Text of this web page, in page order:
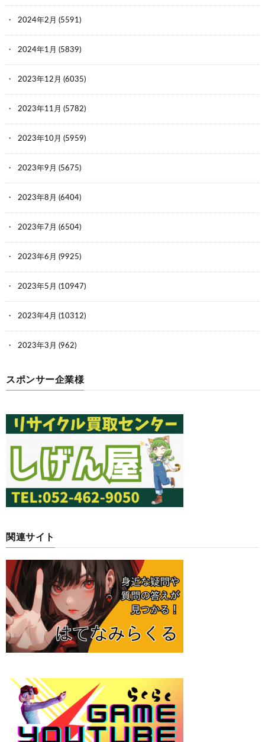
2024年2月 (5591)
2024年1月 (5839)
2023年12月 (6035)
2023年11月 (5782)
2023年10月 (5959)
2023年9月 (5675)
2023年8月 (6404)
2023年7月 (6504)
2023年6月 (9925)
2023年5月 (10947)
2023年4月 (10312)
2023年3月 (962)
スポンサー企業様
関連サイト